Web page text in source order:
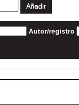
Autor/registro